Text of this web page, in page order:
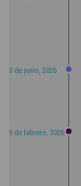
3 de junio, 2026
5 de febrero, 2026